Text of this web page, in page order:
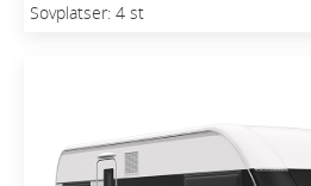
Sovplatser: 4 st